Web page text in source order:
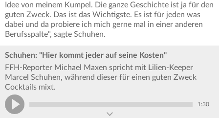
Idee von meinem Kumpel. Die ganze Geschichte ist ja für den
guten Zweck. Das ist das Wichtigste. Es ist für jeden was
dabei und da probiere ich mich gerne mal in einer anderen
Berufsspalte", sagte Schuhen.
Schuhen: "Hier kommt jeder auf seine Kosten"
FFH-Reporter Michael Maxen spricht mit Lilien-Keeper
Marcel Schuhen, während dieser für einen guten Zweck
Cocktails mixt.
1:30